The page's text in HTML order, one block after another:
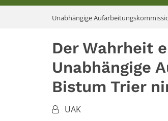
Unabhängige
Der Wahrheit
Unabhängige
Bistum Trier
Von:UAK